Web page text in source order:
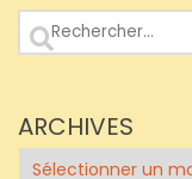
Rechercher :
ARCHIVES
Archives